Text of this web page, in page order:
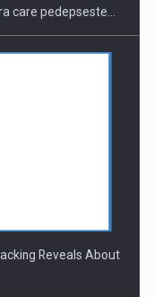
care pedepseste…
Reveals About